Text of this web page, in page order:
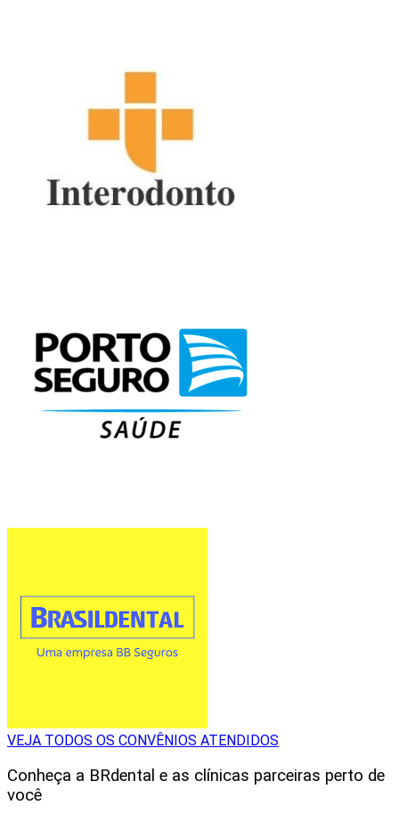
VEJA TODOS OS CONVÊNIOS ATENDIDOS
Conheça a BRdental e as clínicas parceiras perto de
você